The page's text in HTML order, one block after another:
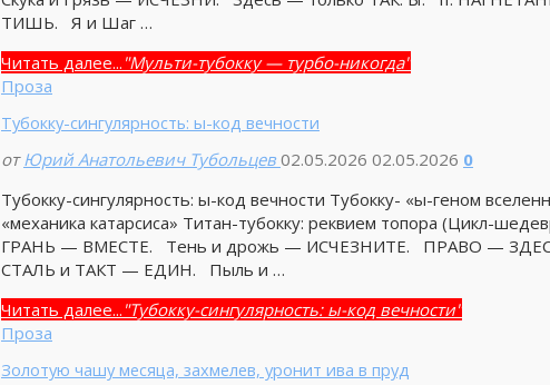
ТИШЬ. Я и Шаг …
Читать далее... "Мульти-тубокку — турбо-никогда"
Проза
Тубокку-сингулярность: ы-код вечности
от Юрий Анатольевич Тубольцев 02.05.2026 02.05.2026 0
Тубокку-сингулярность: ы-код вечности Тубокку- «ы-геном
«механика катарсиса» Титан-тубокку: реквием топора (Цикл-
ГРАНЬ — ВМЕСТЕ. Тень и дрожь — ИСЧЕЗНИТЕ. ПРАВО —
СТАЛЬ и ТАКТ — ЕДИН. Пыль и …
Читать далее... "Тубокку-сингулярность: ы-код вечности"
Проза
Золотую чашу месяца, захмелев, уронит ива в пруд